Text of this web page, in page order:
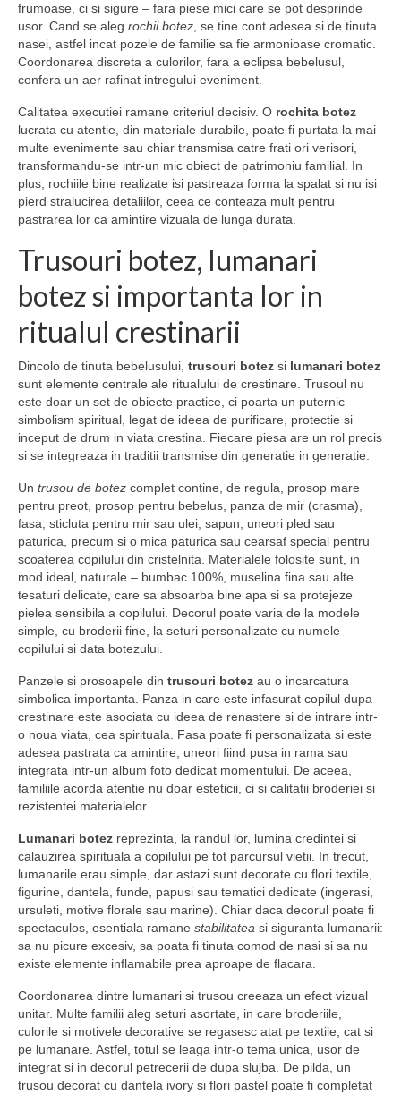
frumoase, ci si sigure – fara piese mici care se pot desprinde
usor. Cand se aleg rochii botez , se tine cont adesea si de tinuta
nasei, astfel incat pozele de familie sa fie armonioase cromatic.
Coordonarea discreta a culorilor, fara a eclipsa bebelusul,
confera un aer rafinat intregului eveniment.
Calitatea executiei ramane criteriul decisiv. O rochita botez
lucrata cu atentie, din materiale durabile, poate fi purtata la mai
multe evenimente sau chiar transmisa catre frati ori verisori,
transformandu-se intr-un mic obiect de patrimoniu familial. In
plus, rochiile bine realizate isi pastreaza forma la spalat si nu isi
pierd stralucirea detaliilor, ceea ce conteaza mult pentru
pastrarea lor ca amintire vizuala de lunga durata.
Trusouri botez, lumanari
botez si importanta lor in
ritualul crestinarii
Dincolo de tinuta bebelusului, trusouri botez si lumanari botez
sunt elemente centrale ale ritualului de crestinare. Trusoul nu
este doar un set de obiecte practice, ci poarta un puternic
simbolism spiritual, legat de ideea de purificare, protectie si
inceput de drum in viata crestina. Fiecare piesa are un rol precis
si se integreaza in traditii transmise din generatie in generatie.
Un trusou de botez complet contine, de regula, prosop mare
pentru preot, prosop pentru bebelus, panza de mir (crasma),
fasa, sticluta pentru mir sau ulei, sapun, uneori pled sau
paturica, precum si o mica paturica sau cearsaf special pentru
scoaterea copilului din cristelnita. Materialele folosite sunt, in
mod ideal, naturale – bumbac 100%, muselina fina sau alte
tesaturi delicate, care sa absoarba bine apa si sa protejeze
pielea sensibila a copilului. Decorul poate varia de la modele
simple, cu broderii fine, la seturi personalizate cu numele
copilului si data botezului.
Panzele si prosoapele din trusouri botez au o incarcatura
simbolica importanta. Panza in care este infasurat copilul dupa
crestinare este asociata cu ideea de renastere si de intrare intr-
o noua viata, cea spirituala. Fasa poate fi personalizata si este
adesea pastrata ca amintire, uneori fiind pusa in rama sau
integrata intr-un album foto dedicat momentului. De aceea,
familiile acorda atentie nu doar esteticii, ci si calitatii broderiei si
rezistentei materialelor.
Lumanari botez reprezinta, la randul lor, lumina credintei si
calauzirea spirituala a copilului pe tot parcursul vietii. In trecut,
lumanarile erau simple, dar astazi sunt decorate cu flori textile,
figurine, dantela, funde, papusi sau tematici dedicate (ingerasi,
ursuleti, motive florale sau marine). Chiar daca decorul poate fi
spectaculos, esentiala ramane stabilitatea si siguranta lumanarii:
sa nu picure excesiv, sa poata fi tinuta comod de nasi si sa nu
existe elemente inflamabile prea aproape de flacara.
Coordonarea dintre lumanari si trusou creeaza un efect vizual
unitar. Multe familii aleg seturi asortate, in care broderiile,
culorile si motivele decorative se regasesc atat pe textile, cat si
pe lumanare. Astfel, totul se leaga intr-o tema unica, usor de
integrat si in decorul petrecerii de dupa slujba. De pilda, un
trusou decorat cu dantela ivory si flori pastel poate fi completat